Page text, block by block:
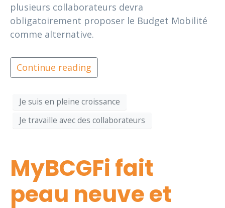
plusieurs collaborateurs devra
obligatoirement proposer le Budget Mobilité
comme alternative.
Continue reading
Je suis en pleine croissance
Je travaille avec des collaborateurs
MyBCGFi fait
peau neuve et